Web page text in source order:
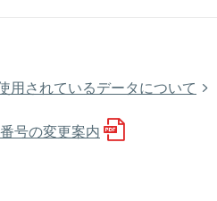
用されているデータについて
号の変更案内